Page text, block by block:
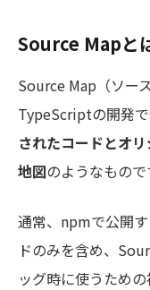
Source Mapと
Source Map（ソー
TypeScriptの開発で
されたコードとオ
地図のようなもので
通常、npmで公開
ドのみを含め、
ッグ時に使うため